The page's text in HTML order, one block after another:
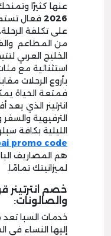
عنها كثيرًا
2026 فعال
على تكلفة
من المطاعم
الخليج العربي
استثنائية مع
بأروع الرحلات
فمتعة الحياة
انترتينر الذي
الترفيهية
الليلية بكافة
promo code
هم المصاريف
لميزانيتك تمامًا.
خصم انترتينر
والصالونات:
خدمات السبا
إليها النساء في